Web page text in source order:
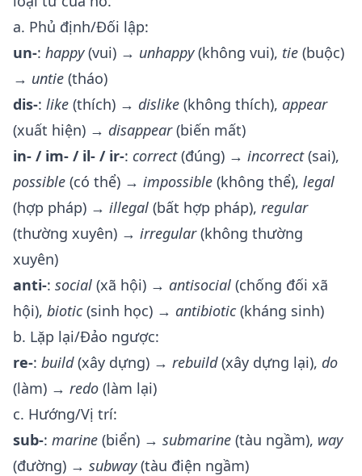
a. Phủ định/Đối lập:
un-: happy(vui) → unhappy(không vui), tie (buộc)
→ untie (tháo)
dis-: like (thích) → dislike (không thích), appear
(xuất hiện) → disappear(biến mất)
in- / im- / il- / ir-: correct(đúng) → incorrect(sai),
possible (có thể) → impossible (không thể), legal
(hợp pháp) → illegal (bất hợp pháp), regular
(thường xuyên) → irregular(không thường
xuyên)
anti-: social (xã hội) → antisocial (chống đối xã
hội), biotic(sinh học) → antibiotic(kháng sinh)
b. Lặp lại/Đảo ngược:
re-: build(xây dựng) → rebuild(xây dựng lại), do
(làm) → redo (làm lại)
c. Hướng/Vị trí:
sub-: marine (biển) → submarine (tàu ngầm), way
(đường) → subway(tàu điện ngầm)